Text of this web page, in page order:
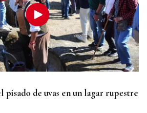
de uvas en un lagar rupestre